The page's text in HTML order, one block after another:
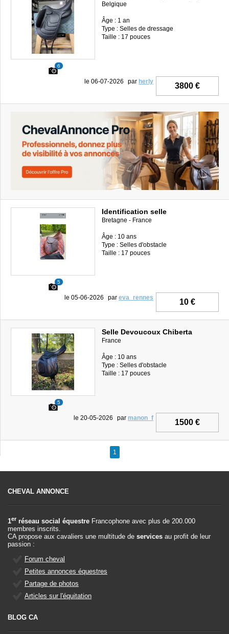
6
Belgique
Âge : 1 an
Type : Selles de dressage
Taille : 17 pouces
3800 €
le 06-07-2026 par herly
5
Identification selle
Bretagne - France
Âge : 10 ans
Type : Selles d'obstacle
Taille : 17 pouces
10 €
le 05-06-2026 par eva_rennes
5
Selle Devoucoux Chiberta
France
Âge : 10 ans
Type : Selles d'obstacle
Taille : 17 pouces
1500 €
le 20-05-2026 par manon_f
1
CHEVAL ANNONCE
1er réseau social équestre Francophone avec plus de 200.000
membres inscrits.
CA propose aux cavaliers une multitude de services au profit de leur
passion :
Forum cheval
Petites annonces équestres
Partage de photos
Articles sur l'équitation
BLOG CA